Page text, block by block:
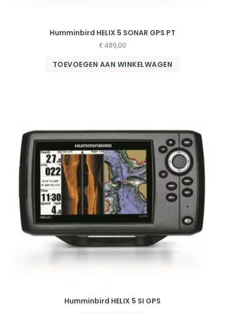
Humminbird HELIX 5 SONAR GPS PT
€ 489,00
TOEVOEGEN AAN WINKELWAGEN
Humminbird HELIX 5 SI GPS